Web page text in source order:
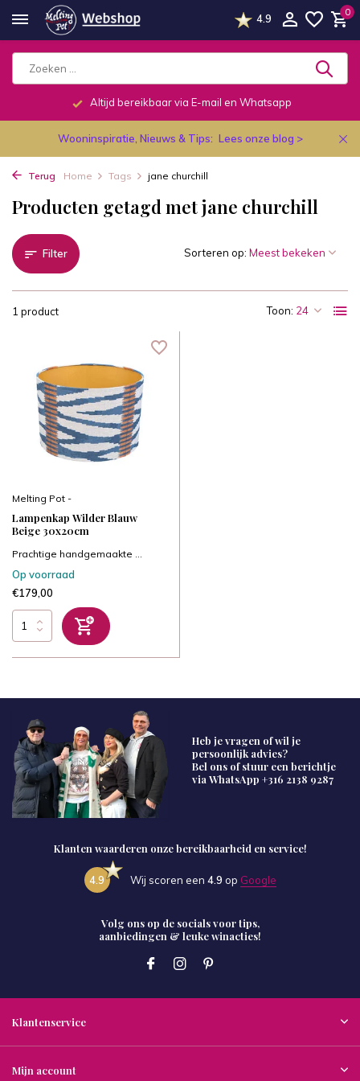
4.9
0
Altijd bereikbaar via E-mail en Whatsapp
Wooninspiratie, Nieuws & Tips: Lees onze blog >
Terug Home Tags jane churchill
Producten getagd met jane churchill
Filter
1 product Toon:
Sorteren op:
Melting Pot -
Lampenkap Wilder Blauw
Beige 30x20cm
Prachtige handgemaakte ...
Op voorraad
€179,00
Heb je vragen of wil je
persoonlijk advies?
Bel ons of stuur een berichtje
via WhatsApp +316 2138 9287
Klanten waarderen onze bereikbaarheid en service!
4.9 Wij scoren een 4.9 op Google
Volg ons op de socials voor tips,
aanbiedingen & leuke winacties!
Klantenservice
Mijn account